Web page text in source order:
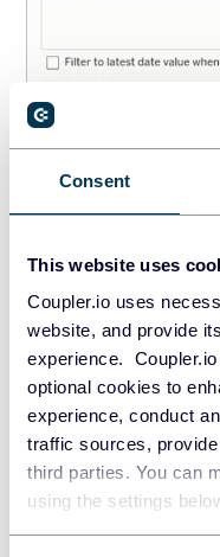
Consent
This website uses
Coupler.io uses
website, and provide
experience.
optional cookies to
experience, conduct
traffic sources,
third parties. You can
using the settings
Haga clic de
YEAR(Order Date)
MONTH(Order